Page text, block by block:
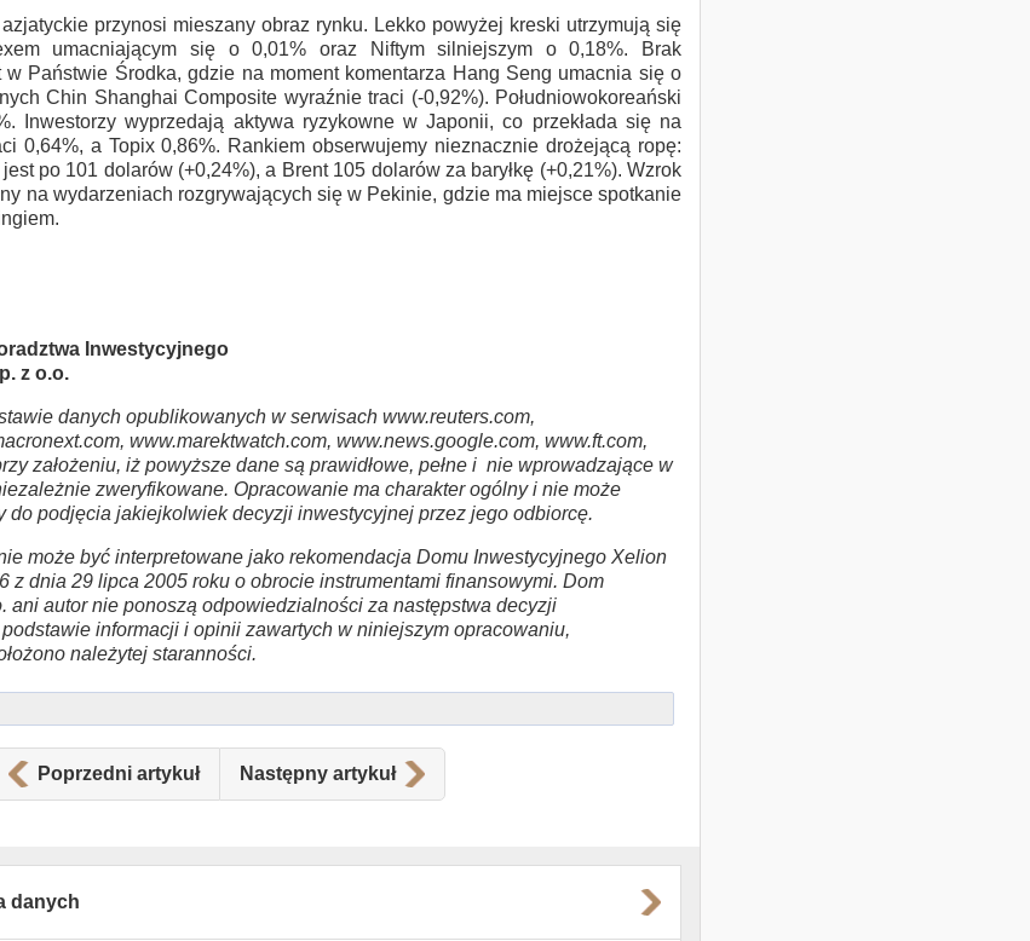
przynosi mieszany obraz rynku. Lekko powyżej kreski utrzymują się
umacniającym się o 0,01% oraz Niftym silniejszym o 0,18%. Brak
Państwie Środka, gdzie na moment komentarza Hang Seng umacnia się o
Chin Shanghai Composite wyraźnie traci (-0,92%). Południowokoreański
Inwestorzy wyprzedają aktywa ryzykowne w Japonii, co przekłada się na
0,64%, a Topix 0,86%. Rankiem obserwujemy nieznacznie drożejącą ropę:
po 101 dolarów (+0,24%), a Brent 105 dolarów za baryłkę (+0,21%). Wzrok
na wydarzeniach rozgrywających się w Pekinie, gdzie ma miejsce spotkanie
Inwestycyjnego
z o.o.
danych opublikowanych w serwisach www.reuters.com,
www.marektwatch.com, www.news.google.com, www.ft.com,
założeniu, iż powyższe dane są prawidłowe, pełne i nie wprowadzające w
zweryfikowane. Opracowanie ma charakter ogólny i nie może
do podjęcia jakiejkolwiek decyzji inwestycyjnej przez jego odbiorcę.
może być interpretowane jako rekomendacja Domu Inwestycyjnego Xelion
z dnia 29 lipca 2005 roku o obrocie instrumentami finansowymi. Dom
ani autor nie ponoszą odpowiedzialności za następstwa decyzji
informacji i opinii zawartych w niniejszym opracowaniu,
należytej staranności.
Poprzedni artykuł Następny artykuł
danych